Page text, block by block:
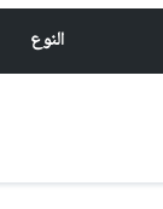
النوع